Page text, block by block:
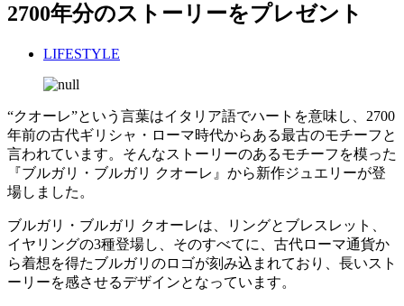
2700年分のストーリーをプレゼント
LIFESTYLE
“クオーレ”という言葉はイタリア語でハートを意味し、2700
年前の古代ギリシャ・ローマ時代からある最古のモチーフと
言われています。そんなストーリーのあるモチーフを模った
『ブルガリ・ブルガリ クオーレ』から新作ジュエリーが登
場しました。
ブルガリ・ブルガリ クオーレは、リングとブレスレット、
イヤリングの3種登場し、そのすべてに、古代ローマ通貨か
ら着想を得たブルガリのロゴが刻み込まれており、長いスト
ーリーを感させるデザインとなっています。